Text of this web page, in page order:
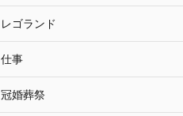
レゴランド
仕事
冠婚葬祭